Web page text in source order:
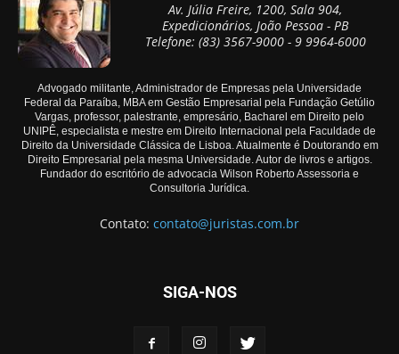
Av. Júlia Freire, 1200, Sala 904,
Expedicionários, João Pessoa - PB
Telefone: (83) 3567-9000 - 9 9964-6000
Advogado militante, Administrador de Empresas pela Universidade
Federal da Paraíba, MBA em Gestão Empresarial pela Fundação Getúlio
Vargas, professor, palestrante, empresário, Bacharel em Direito pelo
UNIPÊ, especialista e mestre em Direito Internacional pela Faculdade de
Direito da Universidade Clássica de Lisboa. Atualmente é Doutorando em
Direito Empresarial pela mesma Universidade. Autor de livros e artigos.
Fundador do escritório de advocacia Wilson Roberto Assessoria e
Consultoria Jurídica.
Contato: contato@juristas.com.br
SIGA-NOS